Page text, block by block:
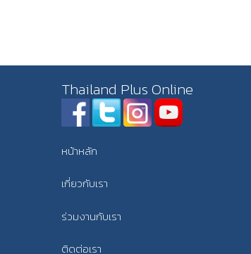
Thailand Plus Online
หน้าหลัก
เกี่ยวกับเรา
ร่วมงานกับเรา
ติดต่อเรา